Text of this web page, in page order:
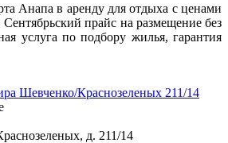
Анапа в аренду для отдыха с ценами
Сентябрьский прайс на размещение без
услуга по подбору жилья, гарантия
Шевченко/Краснозеленых 211/14
д. 211/14